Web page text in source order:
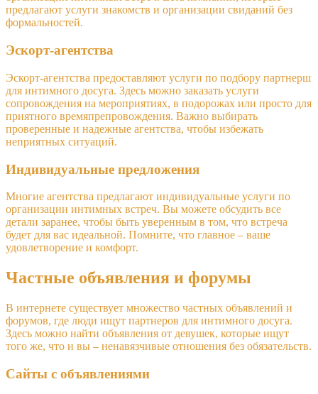
предлагают услуги знакомств и организации свиданий без
формальностей.
Эскорт-агентства
Эскорт-агентства предоставляют услуги по подбору партнерш
для интимного досуга. Здесь можно заказать услуги
сопровождения на мероприятиях, в подорожах или просто для
приятного времяпрепровождения. Важно выбирать
проверенные и надежные агентства, чтобы избежать
неприятных ситуаций.
Индивидуальные предложения
Многие агентства предлагают индивидуальные услуги по
организации интимных встреч. Вы можете обсудить все
детали заранее, чтобы быть уверенным в том, что встреча
будет для вас идеальной. Помните, что главное – ваше
удовлетворение и комфорт.
Частные объявления и форумы
В интернете существует множество частных объявлений и
форумов, где люди ищут партнеров для интимного досуга.
Здесь можно найти объявления от девушек, которые ищут
того же, что и вы – ненавязчивые отношения без обязательств.
Сайты с объявлениями